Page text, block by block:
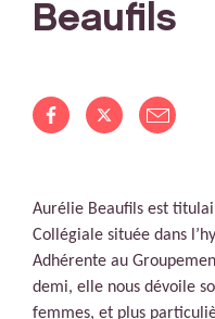
Beaufils
Aurélie Beaufils est
Collégiale située dans
Adhérente au
demi, elle nous dévoile
femmes, et plus